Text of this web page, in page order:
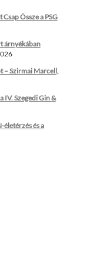
Össze a PSG
árnyékában
– Szirmai Marcell,
IV. Szegedi Gin &
életérzés és a